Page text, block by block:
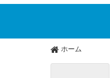
コ
ホーム